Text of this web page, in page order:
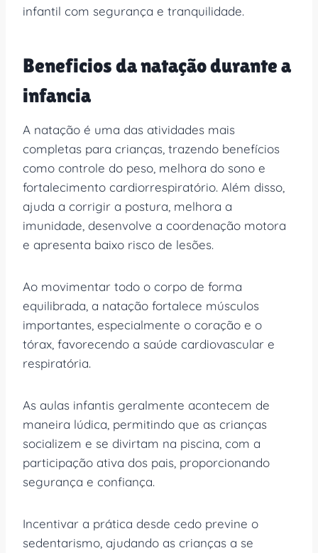
infantil com segurança e tranquilidade.
Beneficios da natação durante a
infancia
A natação é uma das atividades mais
completas para crianças, trazendo benefícios
como controle do peso, melhora do sono e
fortalecimento cardiorrespiratório. Além disso,
ajuda a corrigir a postura, melhora a
imunidade, desenvolve a coordenação motora
e apresenta baixo risco de lesões.
Ao movimentar todo o corpo de forma
equilibrada, a natação fortalece músculos
importantes, especialmente o coração e o
tórax, favorecendo a saúde cardiovascular e
respiratória.
As aulas infantis geralmente acontecem de
maneira lúdica, permitindo que as crianças
socializem e se divirtam na piscina, com a
participação ativa dos pais, proporcionando
segurança e confiança.
Incentivar a prática desde cedo previne o
sedentarismo, ajudando as crianças a se